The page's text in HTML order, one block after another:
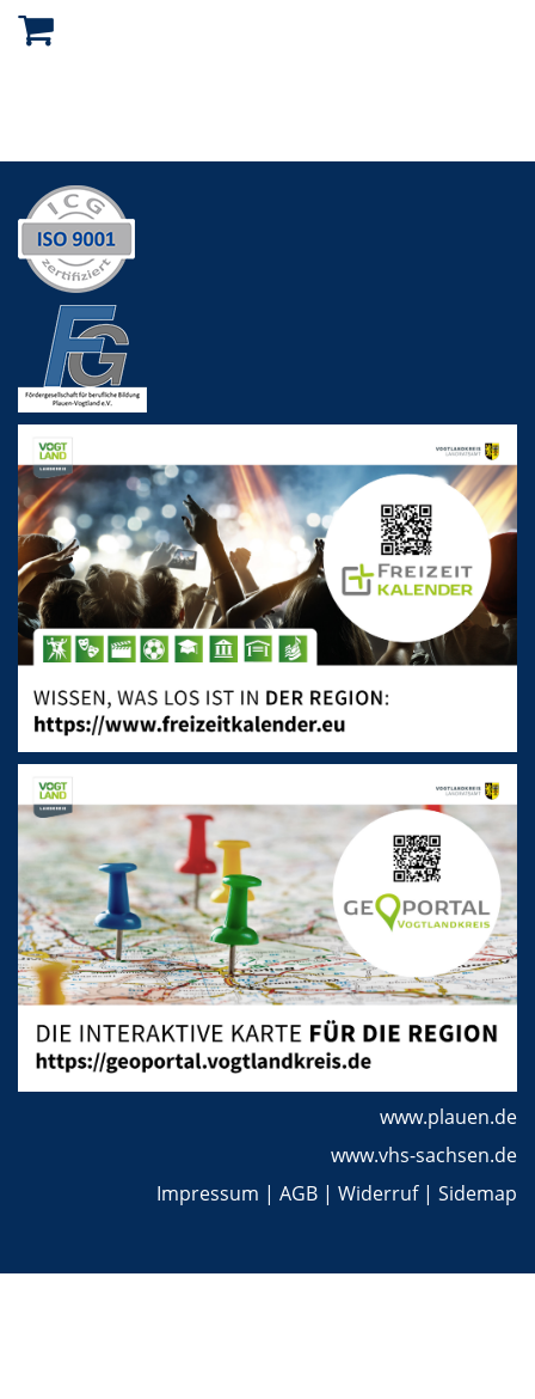
www.plauen.de
www.vhs-sachsen.de
Impressum | AGB | Widerruf| Sidemap